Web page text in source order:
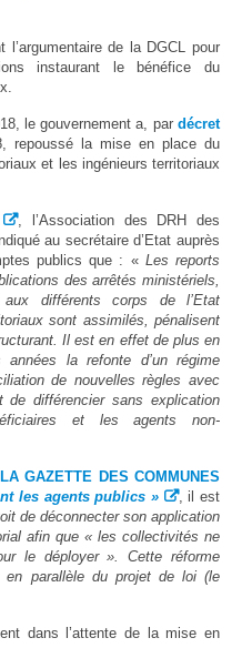
l’argumentaire de la DGCL pour
instaurant le bénéfice du
le gouvernement a, pardécret
repoussé la mise en place du
et les ingénieurs territoriaux
, l’Association des DRH des
au secrétaire d’Etat auprès
publics que : « Les reports
des arrêtés ministériels,
différents corps de l’Etat
sont assimilés, pénalisent
Il est en effet de plus en
la refonte d’un régime
de nouvelles règles avec
de différencier sans explication
et les agents non-
GAZETTE DES COMMUNES
les agents publics »
, il est
de déconnecter son application
afin que « les collectivités ne
le déployer ». Cette réforme
en parallèle du projet de loi (le
dans l’attente de la mise en